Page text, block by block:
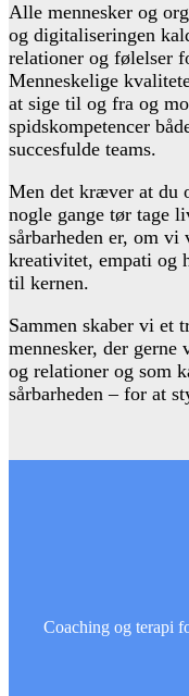
Alle mennesker og
og digitaliseringen
relationer og følelser
Menneskelige
at sige til og fra og
spidskompetencer
succesfulde teams.
Men det kræver at du
nogle gange tør tage
sårbarheden er, om
kreativitet, empati og
til kernen.
Sammen skaber vi et
mennesker, der
og relationer og som
sårbarheden – for at
Coaching og terapi